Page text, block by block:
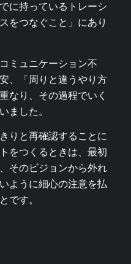
に持っているトレーシ
をつなぐこと」にあり
ミュニケーション不
、「周りと違うやり方
なり、その過程でいく
ました。
りと再確認することに
をつくるときは、最初
そのビジョンから外れ
ように細心の注意を払
です。